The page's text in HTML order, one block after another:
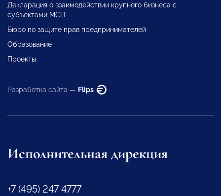
Декларация о взаимодействии крупного бизнеса с
субъектами МСП
Бюро по защите прав предпринимателей
Образование
Проекты
Разработка сайта — Flips
Исполнительная дирекция
+7 (495) 247 4777